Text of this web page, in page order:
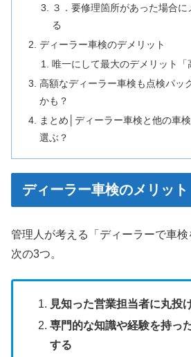
３．要修理箇所があった場合に
る
ディーラー車検のデメリット
唯一にして最大のデメリット「
高額なディーラー車検も点検パッ
かも？
まとめ│ディーラー車検と他の車
選ぶ？
ディーラー車検のメリット
管理人が考える「ディーラーで車
次の3つ。
見知った営業担当者に丸投
専門的な知識や経験を持っ
する